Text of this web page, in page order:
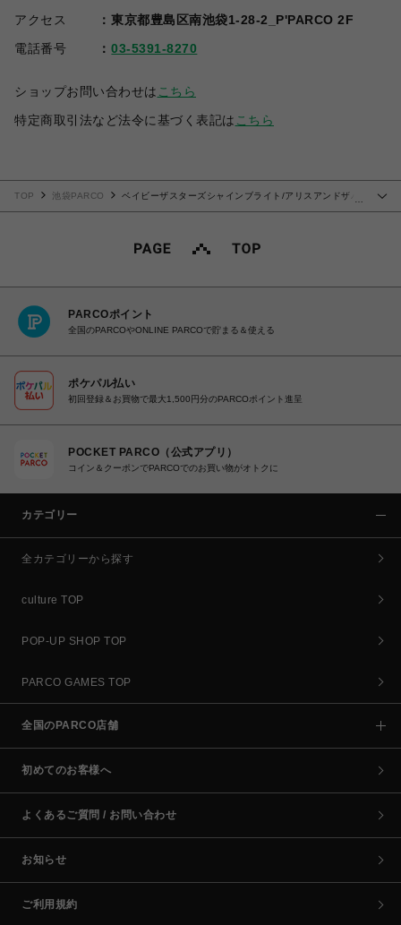
アクセス
東京都豊島区南池袋1-28-2_P'PARCO 2F
電話番号
03-5391-8270
ショップお問い合わせは こちら
特定商取引法など法令に基づく表記は こちら
…
TOP 池袋PARCO
ベイビーザスターズシャインブライト/アリスアンドザパ
PARCOポイント
全国のPARCOやONLINE PARCOで貯まる＆使える
ポケパル払い
初回登録＆お買物で最大1,500円分のPARCOポイント進呈
POCKET PARCO（公式アプリ）
コイン＆クーポンでPARCOでのお買い物がオトクに
カテゴリー
全カテゴリーから探す
culture TOP
POP-UP SHOP TOP
PARCO GAMES TOP
全国のPARCO店舗
初めてのお客様へ
よくあるご質問 / お問い合わせ
お知らせ
ご利用規約